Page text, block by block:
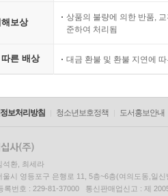
보상
상품의 불량에 의한 반품,
준하여 처리됨
른 배상 대금 환불 및 환불 지연에
보처리방침 청소년보호정책 도서홍보안내
석환, 최세라
울시 영등포구 은행로 11, 5층~6층(여의도동,일신
록번호 : 229-81-37000 통신판매업신고 : 제